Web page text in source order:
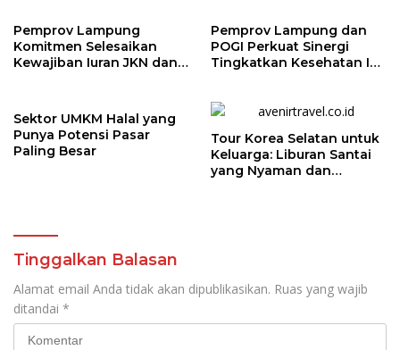
Pemprov Lampung
Komitmen Selesaikan
Kewajiban Iuran JKN dan
Kesehatan
Pemprov Lampung dan
POGI Perkuat Sinergi
Tingkatkan Kesehatan Ibu
Sektor UMKM Halal yang
Punya Potensi Pasar
Paling Besar
Tour Korea Selatan untuk
Keluarga: Liburan Santai
yang Nyaman dan
Tinggalkan Balasan
Alamat email Anda tidak akan dipublikasikan. Ruas yang wajib
ditandai *